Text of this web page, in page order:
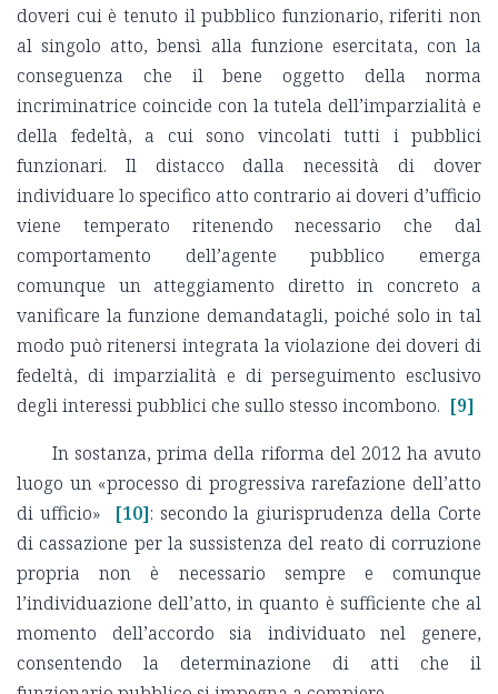
doveri cui è tenuto il pubblico funzionario, riferiti non
al singolo atto, bensì alla funzione esercitata, con la
conseguenza che il bene oggetto della norma
incriminatrice coincide con la tutela dell’imparzialità e
della fedeltà, a cui sono vincolati tutti i pubblici
funzionari. Il distacco dalla necessità di dover
individuare lo specifico atto contrario ai doveri d’ufficio
viene temperato ritenendo necessario che dal
comportamento dell’agente pubblico emerga
comunque un atteggiamento diretto in concreto a
vanificare la funzione demandatagli, poiché solo in tal
modo può ritenersi integrata la violazione dei doveri di
fedeltà, di imparzialità e di perseguimento esclusivo
degli interessi pubblici che sullo stesso incombono. [9]
In sostanza, prima della riforma del 2012 ha avuto
luogo un «processo di progressiva rarefazione dell’atto
di ufficio»
[10]: secondo la giurisprudenza della Corte
di cassazione per la sussistenza del reato di corruzione
propria non è necessario sempre e comunque
l’individuazione dell’atto, in quanto è sufficiente che al
momento dell’accordo sia individuato nel genere,
consentendo la determinazione di atti che il